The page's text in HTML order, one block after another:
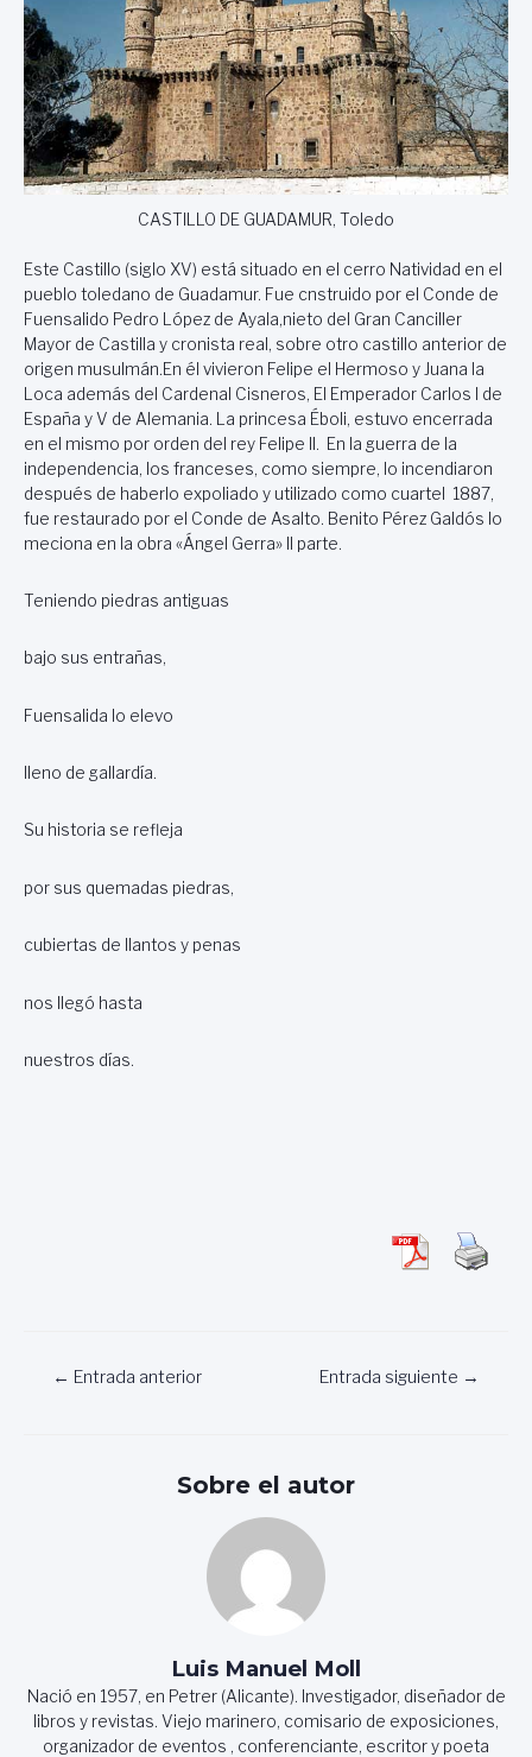
CASTILLO DE GUADAMUR, Toledo
Este Castillo (siglo XV) está situado en el cerro Natividad en el
pueblo toledano de Guadamur. Fue cnstruido por el Conde de
Fuensalido Pedro López de Ayala,nieto del Gran Canciller
Mayor de Castilla y cronista real, sobre otro castillo anterior de
origen musulmán.En él vivieron Felipe el Hermoso y Juana la
Loca además del Cardenal Cisneros, El Emperador Carlos I de
España y V de Alemania. La princesa Éboli, estuvo encerrada
en el mismo por orden del rey Felipe II. En la guerra de la
independencia, los franceses, como siempre, lo incendiaron
después de haberlo expoliado y utilizado como cuartel 1887,
fue restaurado por el Conde de Asalto. Benito Pérez Galdós lo
meciona en la obra «Ángel Gerra» II parte.
Teniendo piedras antiguas
bajo sus entrañas,
Fuensalida lo elevo
lleno de gallardía.
Su historia se refleja
por sus quemadas piedras,
cubiertas de llantos y penas
nos llegó hasta
nuestros días.
Navegación
← Entrada anterior Entrada siguiente →
Sobre el autor
Luis Manuel Moll
Nació en 1957, en Petrer (Alicante). Investigador, diseñador de
libros y revistas. Viejo marinero, comisario de exposiciones,
organizador de eventos , conferenciante, escritor y poeta